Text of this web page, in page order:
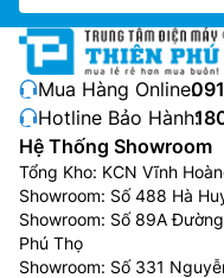
Mua Hàng Online:
Hotline Bảo Hành:
Hệ Thống Showroom
Tổng Kho: KCN Vĩnh
Showroom: Số 488 Hà
Showroom: Số 89A
Phú Thọ
Showroom: Số 331